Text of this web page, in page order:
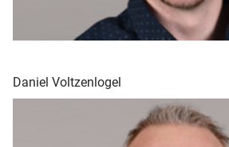
Daniel Voltzenlogel